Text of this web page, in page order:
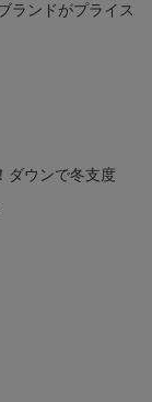
ランドがプライス
ダウンで冬支度